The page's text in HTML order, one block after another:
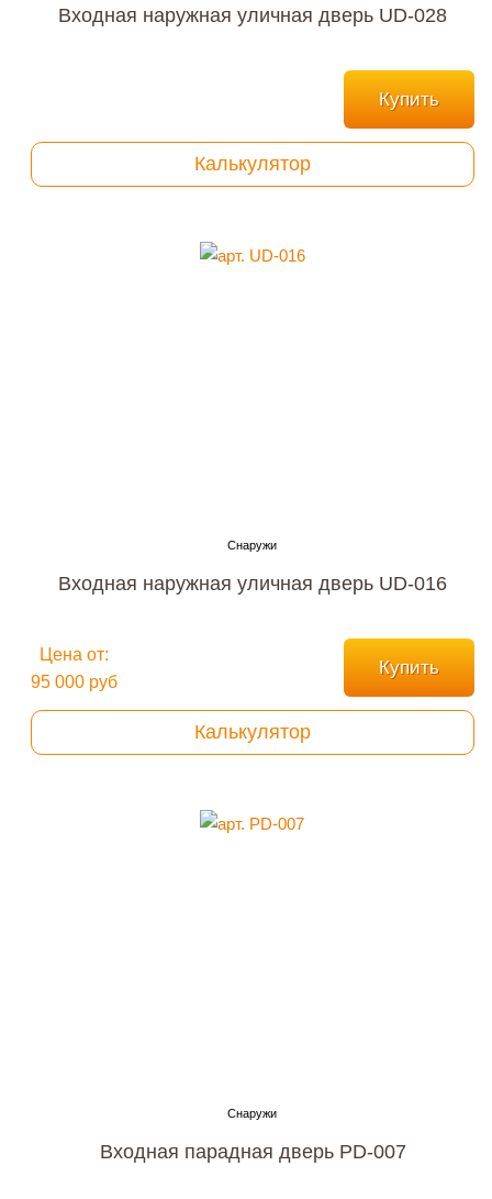
Входная наружная уличная дверь UD-028
Купить
Калькулятор
Входная наружная уличная дверь UD-016
Цена от:
95 000 руб
Купить
Калькулятор
Входная парадная дверь PD-007